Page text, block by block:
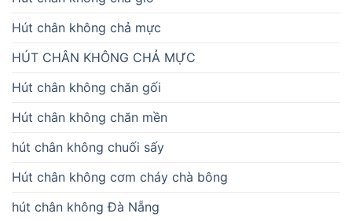
Hút chân không chả mực
HÚT CHÂN KHÔNG CHẢ MỰC
Hút chân không chăn gối
Hút chân không chăn mền
hút chân không chuối sấy
Hút chân không cơm cháy chà bông
hút chân không Đà Nẵng